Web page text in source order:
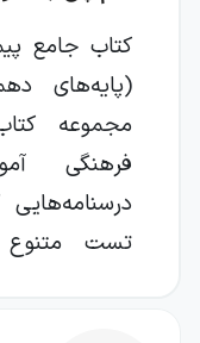
کتاب جامع
(پایه‌های
مجموعه
فرهنگی
تست متنوع